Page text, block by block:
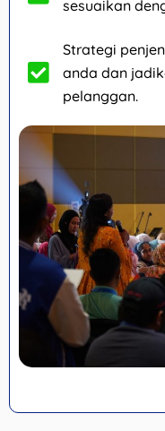
sesuaikan
Strategi
anda dan
pelanggan.